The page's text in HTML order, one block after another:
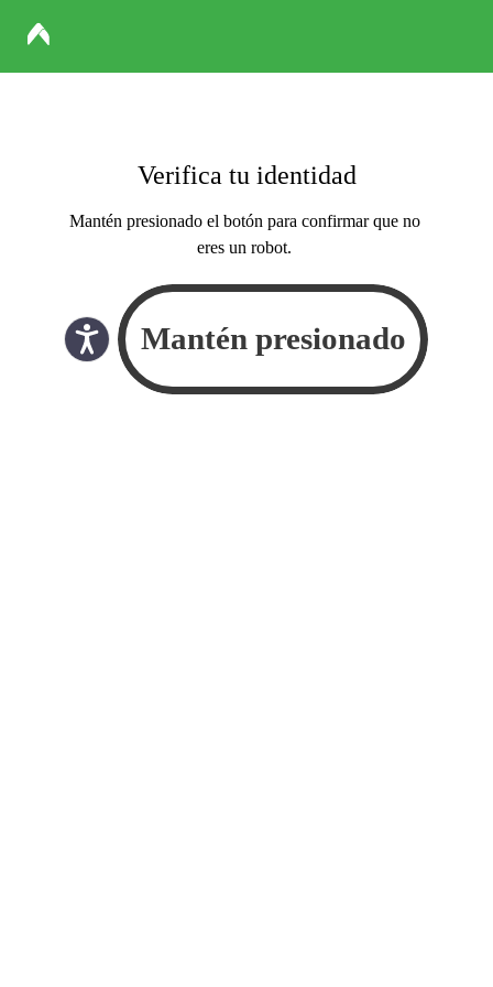
Verifica tu identidad
Mantén presionado el botón para confirmar que no
eres un robot.